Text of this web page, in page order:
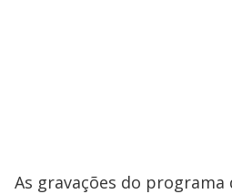
As gravações do